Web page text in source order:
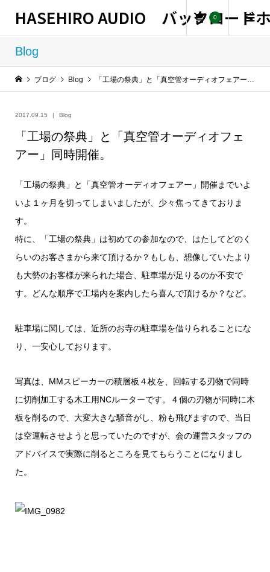
HASEHIRO AUDIO バックロード
0
Blog
ブログ Blog 「工場の祭典」と「真空管オーディオフェアー」同時開催。
2017.09.15 Blog
「工場の祭典」と「真空管オーディオフェ
アー」同時開催。
「工場の祭典」と「真空管オーディオフェアー」開催までいよ
いよ１ヶ月を切ってしまいましたが、少々焦ってきておりま
す。
特に、「工場の祭典」は初めての参加なので、はたしてどのく
らいのお客さまから来て頂けるか？もしも、想像していたより
も大勢のお客様が来られた場合、駐車場が足りるのか不安で
す。どんな順序で工場内を案内したら喜んで頂けるか？など。
駐車場に関しては、近所のお寺の駐車場を借りられることにな
り、一安心しております。
写真は、MMスピーカーの積層板４枚を、回転する刃物で同時
に切削加工する木工用NCルーターです。４個の刃物が同時に木
板を削るので、大変大きな騒音がし、粉も飛びますので、当日
は空運転させようと思っていたのですが、会の運営スタッフの
アドバイスで実際に削るところを見てもらうことになりまし
た。